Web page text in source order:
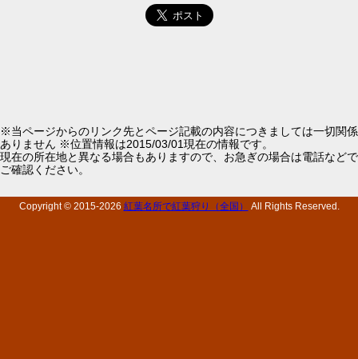
※当ページからのリンク先とページ記載の内容につきましては一切関係
ありません ※位置情報は2015/03/01現在の情報です。
現在の所在地と異なる場合もありますので、お急ぎの場合は電話などで
ご確認ください。
Copyright © 2015-2026 紅葉名所で紅葉狩り（全国） All Rights Reserved.